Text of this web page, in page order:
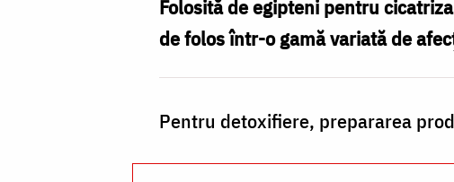
Folosită de egipteni pentru
de folos într-o gamă variată de
Pentru detoxifiere, prepararea